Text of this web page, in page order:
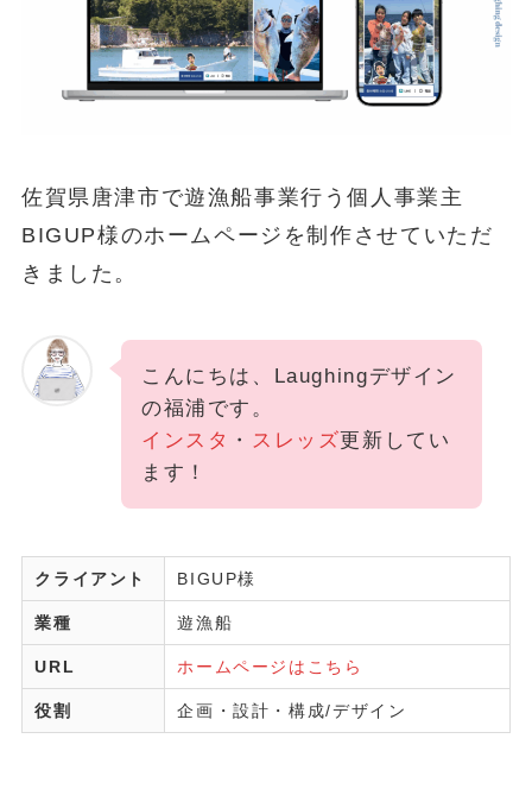
佐賀県唐津市で遊漁船事業行う個人事業主
BIGUP様のホームページを制作させていただ
きました。
こんにちは、Laughingデザイン
の福浦です。
インスタ ・ スレッズ更新してい
ます！
クライアント BIGUP様
業種 遊漁船
URL ホームページはこちら
役割 企画・設計・構成/デザイン